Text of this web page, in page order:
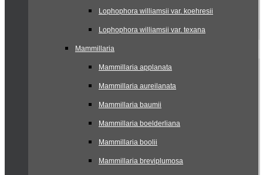
Lophophora williamsii var. koehresii
Lophophora williamsii var. texana
Mammillaria
Mammillaria applanata
Mammillaria aureilanata
Mammillaria baumii
Mammillaria boelderliana
Mammillaria boolii
Mammillaria breviplumosa